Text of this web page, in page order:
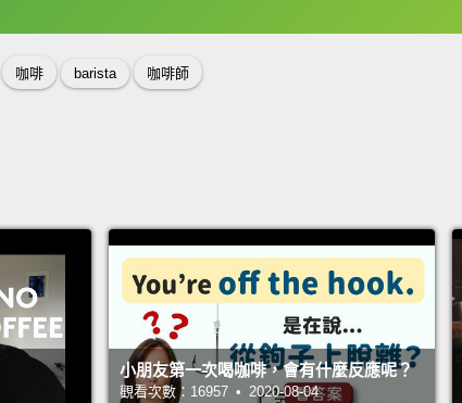
咖啡 barista 咖啡師
小朋友第一次喝咖啡，會有什麼反應呢？
觀看次數：16957 • 2020-08-04